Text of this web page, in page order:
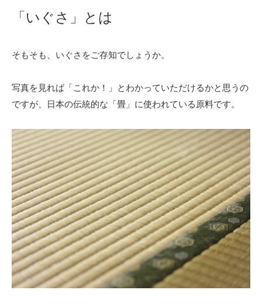
「いぐさ」とは
そもそも、いぐさをご存知でしょうか。
写真を見れば「これか！」とわかっていただけるかと思うの
ですが、日本の伝統的な「畳」に使われている原料です。